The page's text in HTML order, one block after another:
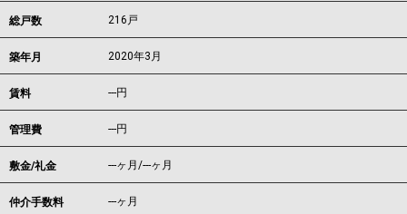
総戸数 216戸
築年月 2020年3月
賃料 ---円
管理費 ---円
敷金/礼金 ---ヶ月/---ヶ月
仲介手数料 ---ヶ月